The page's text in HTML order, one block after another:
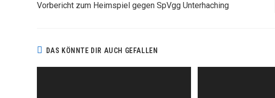
ANSEHEN
Vorbericht zum Heimspiel gegen SpVgg Unterhaching
DAS KÖNNTE DIR AUCH GEFALLEN